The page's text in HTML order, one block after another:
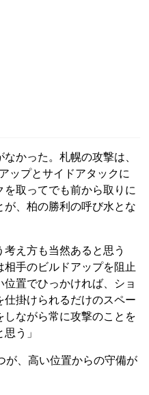
かった。札幌の攻撃は、
ップとサイドアタックに
取ってでも前から取りに
、柏の勝利の呼び水とな
考え方も当然あると思う
手のビルドアップを阻止
置でひっかければ、ショ
掛けられるだけのスペー
しながら常に攻撃のことを
う」
、高い位置からの守備が